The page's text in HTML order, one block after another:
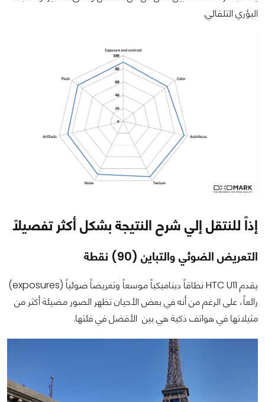
البؤري التلقائي.
إذاً للنتقل إلي شرح النتيجة بشكل أكثر تفصيلاً
التعريض الضوئي والتباين (90) نقطة
يقدم HTC U11 نطاقاً ديناميكياً موسعاً وتعريضاً ضوئياً (exposures)
رائعاً، على الرغم من أنه في بعض الأحيان تظهر الصور مضيئة أكثر من
مثيلاتها في هواتف ذكية هي بين الأفضل في فئتها.